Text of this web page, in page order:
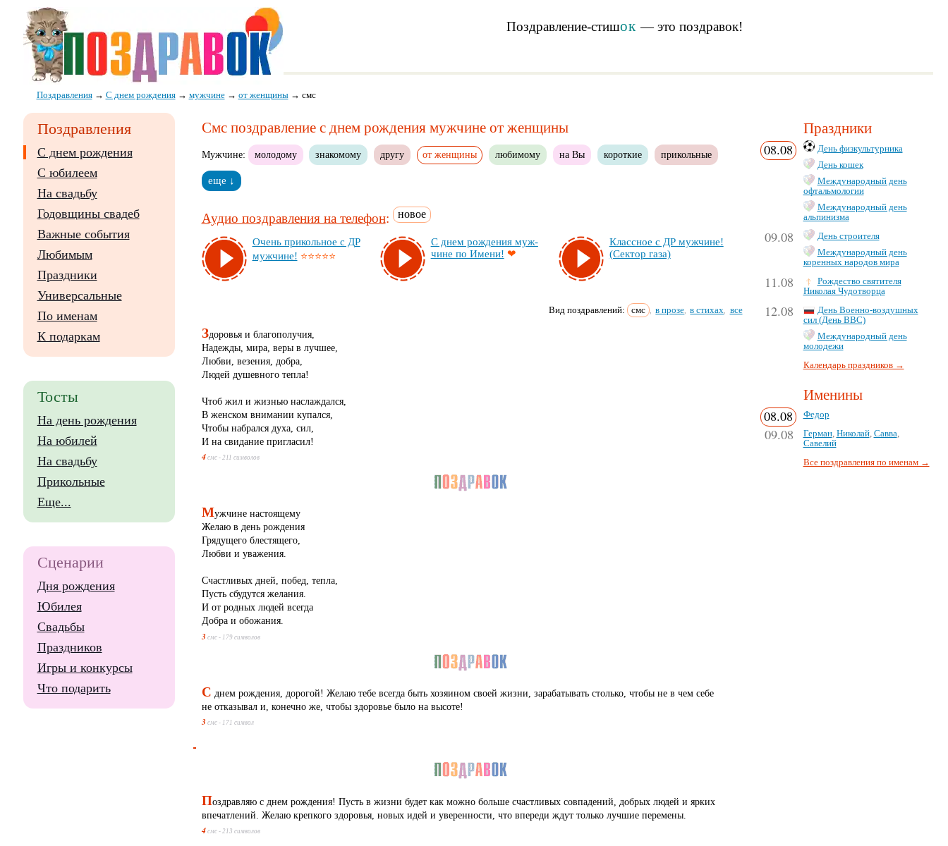
Поздравление-стишок — это поздравок!
Поздравления→ С днем рождения→ мужчине→ от женщины→ смс
Смс поздравление с днем рождения мужчине от женщины
Мужчине: молодому знакомому другу от женщины любимому на Вы короткие прикольные
еще ↓
Аудио поздравления на телефон: новое
Очень при­коль­ное с ДР
муж­чи­не! ⭐⭐⭐⭐⭐
С днем рож­де­ния муж­
чи­не по Име­ни! ❤
Клас­сное с ДР муж­чи­не!
(Сек­тор га­за)
Вид поздравлений: смс в прозе в стихах все
Здоровья и благополучия,
Надежды, мира, веры в лучшее,
Любви, везения, добра,
Людей душевного тепла!
Чтоб жил и жизнью наслаждался,
В женском внимании купался,
Чтобы набрался духа, сил,
И на свидание пригласил!
4смс - 211 символов
Мужчине настоящему
Желаю в день рождения
Грядущего блестящего,
Любви и уважения.
Счастливых дней, побед, тепла,
Пусть сбудутся желания.
И от родных людей всегда
Добра и обожания.
3 смс - 179 символов
С днем рождения, дорогой! Желаю тебе всегда быть хозяином своей жизни, зарабатывать столько, чтобы не в чем себе
не отказывал и, конечно же, чтобы здоровье было на высоте!
3 смс - 171 символ
Поздравляю с днем рождения! Пусть в жизни будет как можно больше счастливых совпадений, добрых людей и ярких
впечатлений. Желаю крепкого здоровья, новых идей и уверенности, что впереди ждут только лучшие перемены.
4смс - 213 символов
Поздравления
С днем рождения
С юбилеем
На свадьбу
Годовщины свадеб
Важные события
Любимым
Праздники
Универсальные
По именам
К подаркам
Тосты
На день рождения
На юбилей
На свадьбу
Прикольные
Еще...
Сценарии
Дня рождения
Юбилея
Свадьбы
Праздников
Игры и конкурсы
Что подарить
Праздники
08.08
День физкультурника
День кошек
Международный день
офтальмологии
Международный день
альпинизма
09.08
День строителя
Международный день
коренных народов мира
11.08
Рождество святителя
Николая Чудотворца
12.08
День Военно-воздушных
сил (День ВВС)
Международный день
молодежи
Календарь праздников →
Именины
08.08 Федор
09.08 Герман, Николай, Савва,
Савелий
Все поздравления по именам →